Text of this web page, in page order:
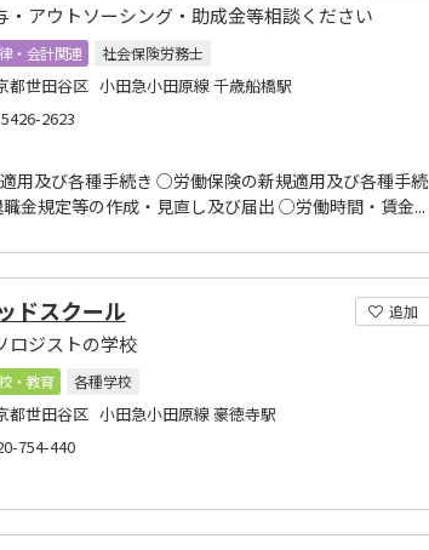
・アウトソーシング・助成金等相談ください
・会計関連
社会保険労務士
都世田谷区 小田急小田原線 千歳船橋駅
2623
用及び各種手続き ○労働保険の新規適用及び各種手続
金規定等の作成・見直し及び届出 ○労働時間・賃金...
追加
ドスクール
ロジストの学校
・教育
各種学校
都世田谷区 小田急小田原線 豪徳寺駅
754-440